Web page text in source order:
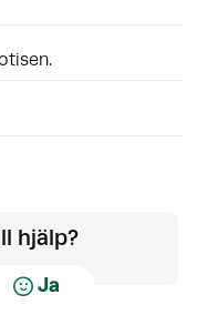
hjälp?
Ja